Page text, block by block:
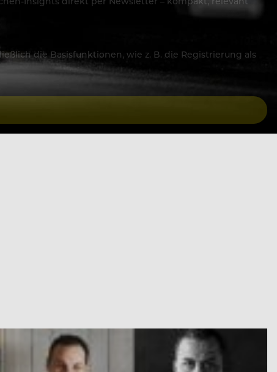
die Basisfunktionen, wie z. B. die Registrierung als